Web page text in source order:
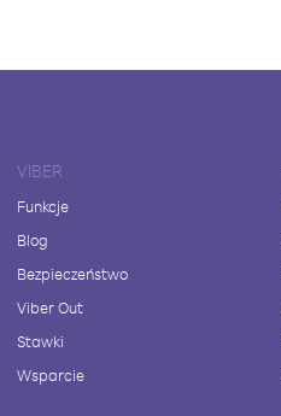
VIBER
Funkcje
Blog
Bezpieczeństwo
Viber Out
Stawki
Wsparcie